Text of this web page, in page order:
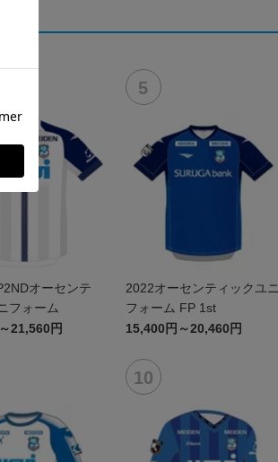
オーセンテ
フォーム
21,560円
2022オーセンティックユニ
フォーム FP 1st
15,400円～20,460円